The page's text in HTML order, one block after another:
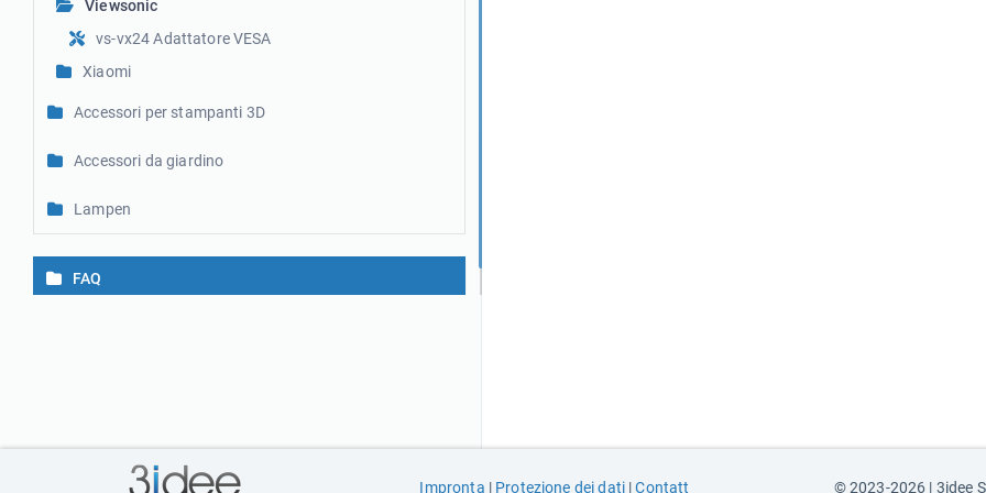
Viewsonic
vs-vx24 Adattatore VESA
Xiaomi
Accessori per stampanti 3D
Accessori da giardino
Lampen
FAQ
© 2023-2026 | 3idee
Impronta | Protezione dei dati |Contatt